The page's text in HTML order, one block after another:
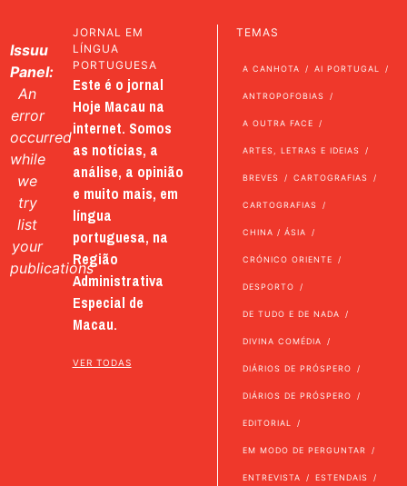
Issuu
Panel:
An
error
occurred
while
we
try
list
your
publications
JORNAL EM
LÍNGUA
PORTUGUESA
Este é o jornal
Hoje Macau na
internet. Somos
as notícias, a
análise, a opinião
e muito mais, em
língua
portuguesa, na
Região
Administrativa
Especial de
Macau.
VER TODAS
TEMAS
A CANHOTA AI PORTUGAL
ANTROPOFOBIAS
A OUTRA FACE
ARTES, LETRAS E IDEIAS
BREVES CARTOGRAFIAS
CARTOGRAFIAS
CHINA / ÁSIA
CRÓNICO ORIENTE
DESPORTO
DE TUDO E DE NADA
DIVINA COMÉDIA
DIÁRIOS DE PRÓSPERO
DIÁRIOS DE PRÓSPERO
EDITORIAL
EM MODO DE PERGUNTAR
ENTREVISTA ESTENDAIS